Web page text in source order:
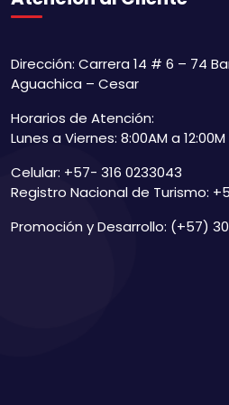
Dirección: Carrera 14 # 6 – 74
Aguachica – Cesar
Horarios de Atención:
Lunes a Viernes: 8:00AM a
Celular: +57- 316 0233043
Registro Nacional de Turismo:
Promoción y Desarrollo: (+57)